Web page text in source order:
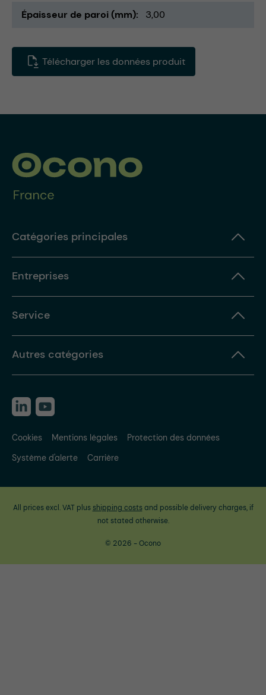
Épaisseur de paroi (mm) 3,00
Télécharger les données produit
Catégories principales
Entreprises
Service
Autres catégories
Cookies Mentions légales
Protection des données
Système d'alerte
Carrière
All prices excl. VAT plus shipping costsand possible delivery charges, if
not stated otherwise.
© 2026 - Ocono